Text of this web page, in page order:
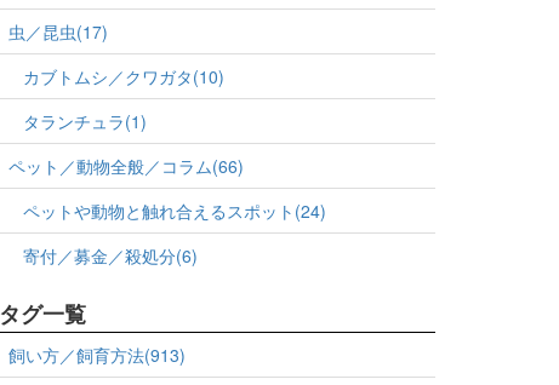
虫／昆虫(17)
カブトムシ／クワガタ(10)
タランチュラ(1)
ペット／動物全般／コラム(66)
ペットや動物と触れ合えるスポット(24)
寄付／募金／殺処分(6)
タグ一覧
飼い方／飼育方法(913)